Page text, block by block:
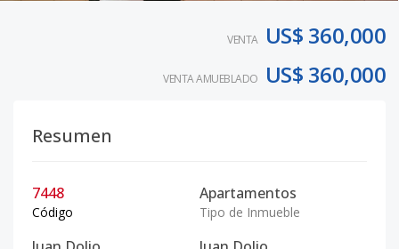
VENTA US$ 360,000
VENTA AMUEBLADO US$ 360,000
Resumen
7448
Código
Apartamentos
Tipo de Inmueble